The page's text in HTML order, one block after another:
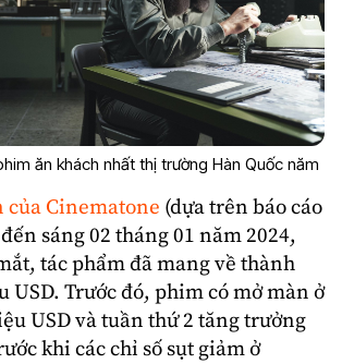
ăn khách nhất thị trường Hàn Quốc năm
của Cinematone (dựa trên báo cáo
sáng 02 tháng 01 năm 2024,
tác phẩm đã mang về thành
USD. Trước đó, phim có mở màn ở
USD và tuần thứ 2 tăng trưởng
khi các chỉ số sụt giảm ở